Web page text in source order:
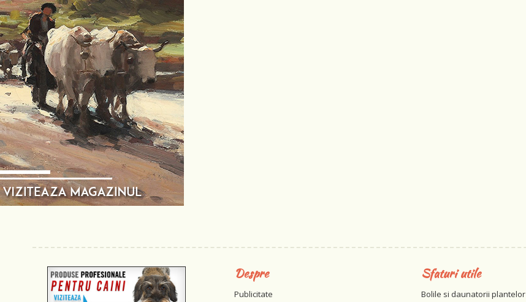
Despre
Publicitate
Sfaturi utile
Bolile si daunatorii plantelor